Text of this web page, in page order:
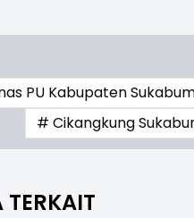
PU Kabupaten
# Cikangkung
TERKAIT